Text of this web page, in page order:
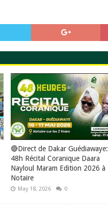
🔴Direct de Dakar Guédiawaye:
48h Récital Coranique Daara
Nayloul Maram Edition 2026 à
Notaire
May 18, 2026 0